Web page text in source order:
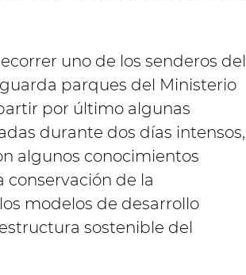
uno de los senderos del
parques del Ministerio
por último algunas
durante dos días intensos,
algunos conocimientos
de la
modelos de desarrollo
sostenible del